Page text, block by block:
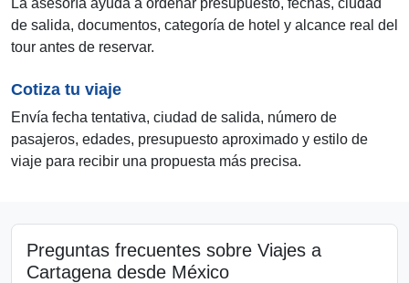
de salida, documentos, categoría de hotel y alcance real del
tour antes de reservar.
Cotiza tu viaje
Envía fecha tentativa, ciudad de salida, número de
pasajeros, edades, presupuesto aproximado y estilo de
viaje para recibir una propuesta más precisa.
Preguntas frecuentes sobre Viajes a
Cartagena desde México